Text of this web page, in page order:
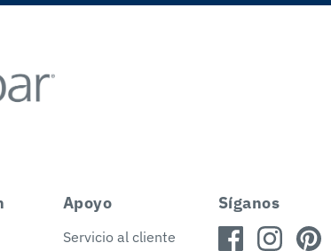
Apoyo
Servicio al cliente
Síganos